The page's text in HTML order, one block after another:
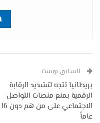
السابق بوست
بريطانيا تتجه لتشديد الرقابة
الرقمية بمنع منصات التواصل
الاجتماعي على من هم دون 16
عاماً